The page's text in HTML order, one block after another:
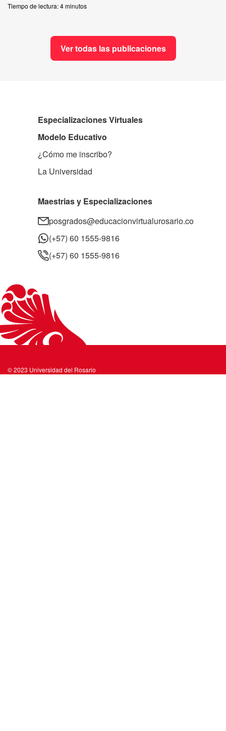
Tiempo de lectura:4 minutos
Ver todas las publicaciones
Especializaciones Virtuales
Modelo Educativo
¿Cómo me inscribo?
La Universidad
Maestrias y Especializaciones
posgrados@educacionvirtualurosario.co
(+57) 60 1555-9816
(+57) 60 1555-9816
© 2023 Universidad del Rosario